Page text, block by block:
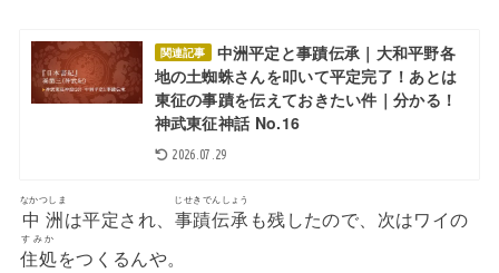
関連記事
中洲平定と事蹟伝承｜大和平野各
地の土蜘蛛さんを叩いて平定完了！あとは
東征の事蹟を伝えておきたい件｜分かる！
神武東征神話 No.16
2026.07.29
中洲
なかつしま
は平定され、 事蹟伝承
じせきでんしょう
も残したので、次はワイの
住処
すみか
をつくるんや。